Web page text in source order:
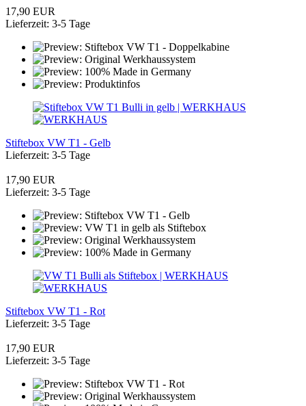
17,90 EUR
Lieferzeit: 3-5 Tage
Stiftebox VW T1 - Gelb
Lieferzeit: 3-5 Tage
17,90 EUR
Lieferzeit: 3-5 Tage
Stiftebox VW T1 - Rot
Lieferzeit: 3-5 Tage
17,90 EUR
Lieferzeit: 3-5 Tage